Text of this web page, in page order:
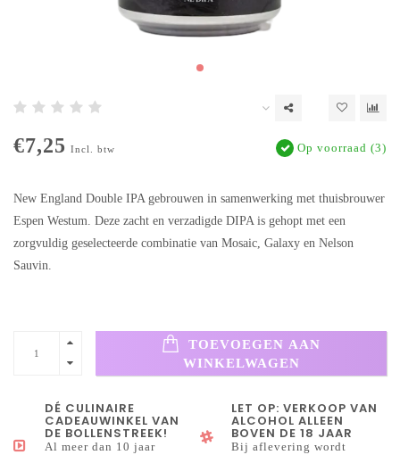
€7,25 Incl. btw Op voorraad (3)
New England Double IPA gebrouwen in samenwerking met thuisbrouwer
Espen Westum. Deze zacht en verzadigde DIPA is gehopt met een
zorgvuldig geselecteerde combinatie van Mosaic, Galaxy en Nelson
Sauvin.
TOEVOEGEN AAN
WINKELWAGEN
DÉ CULINAIRE
CADEAUWINKEL VAN
DE BOLLENSTREEK!
Al meer dan 10 jaar
LET OP: VERKOOP VAN
ALCOHOL ALLEEN
BOVEN DE 18 JAAR
Bij aflevering wordt